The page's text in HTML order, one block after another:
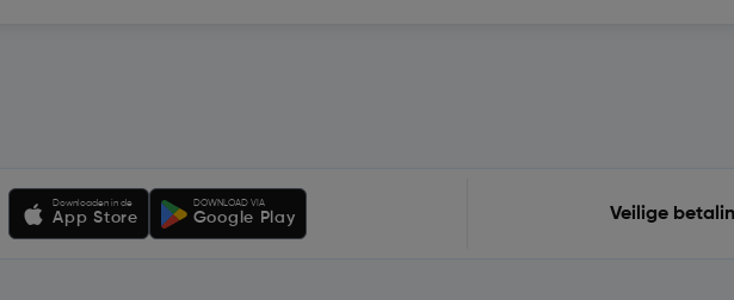
Downloaden in de
App Store
DOWNLOAD VIA
Google Play Veilige